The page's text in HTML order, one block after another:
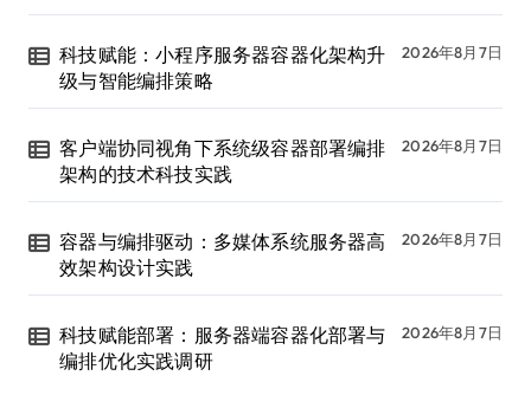
科技赋能：小程序服务器容器化架构升
级与智能编排策略
2026年8月7日
客户端协同视角下系统级容器部署编排
架构的技术科技实践
2026年8月7日
容器与编排驱动：多媒体系统服务器高
效架构设计实践
2026年8月7日
科技赋能部署：服务器端容器化部署与
编排优化实践调研
2026年8月7日